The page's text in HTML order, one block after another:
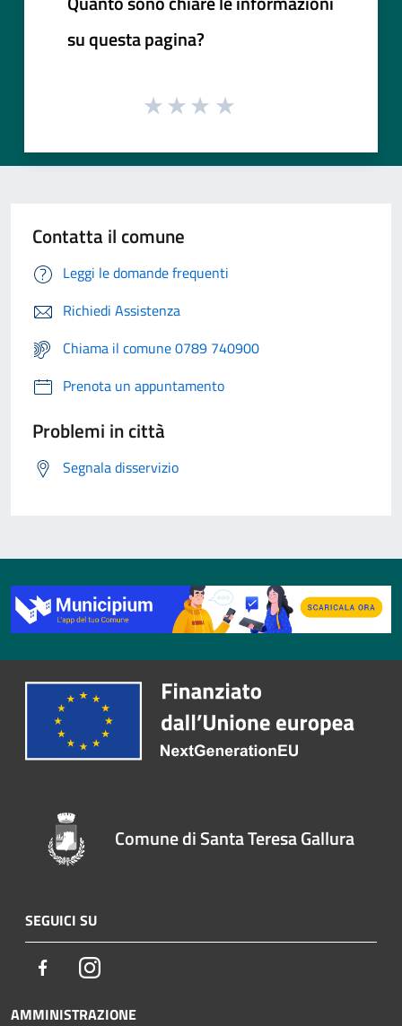
su questa pagina?
Contatta il comune
Leggi le domande frequenti
Richiedi Assistenza
Chiama il comune 0789 740900
Prenota un appuntamento
Problemi in città
Segnala disservizio
Comune di Santa Teresa Gallura
SEGUICI SU
FacebookInstagram
AMMINISTRAZIONE